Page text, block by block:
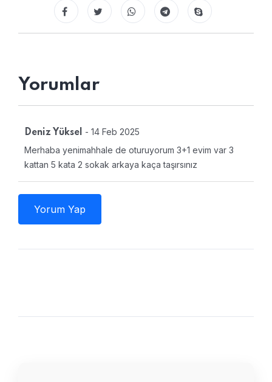
Yorumlar
Deniz Yüksel - 14 Feb 2025
Merhaba yenimahhale de oturuyorum 3+1 evim var 3
kattan 5 kata 2 sokak arkaya kaça taşırsınız
Yorum Yap